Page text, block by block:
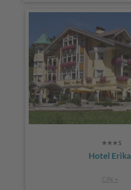
Hotel Erika
CIN +